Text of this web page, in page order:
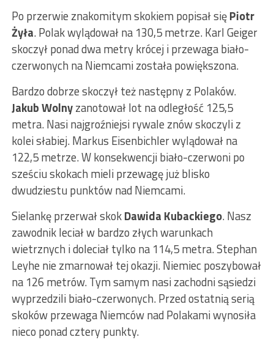
Po przerwie znakomitym skokiem popisał sięPiotr
Żyła. Polak wylądował na 130,5 metrze. Karl Geiger
skoczył ponad dwa metry krócej i przewaga biało-
czerwonych na Niemcami została powiększona.
Bardzo dobrze skoczył też następny z Polaków.
Jakub Wolnyzanotował lot na odległość 125,5
metra. Nasi najgroźniejsi rywale znów skoczyli z
kolei słabiej. Markus Eisenbichler wylądował na
122,5 metrze. W konsekwencji biało-czerwoni po
sześciu skokach mieli przewagę już blisko
dwudziestu punktów nad Niemcami.
Sielankę przerwał skokDawida Kubackiego. Nasz
zawodnik leciał w bardzo złych warunkach
wietrznych i doleciał tylko na 114,5 metra. Stephan
Leyhe nie zmarnował tej okazji. Niemiec poszybował
na 126 metrów. Tym samym nasi zachodni sąsiedzi
wyprzedzili biało-czerwonych. Przed ostatnią serią
skoków przewaga Niemców nad Polakami wynosiła
nieco ponad cztery punkty.